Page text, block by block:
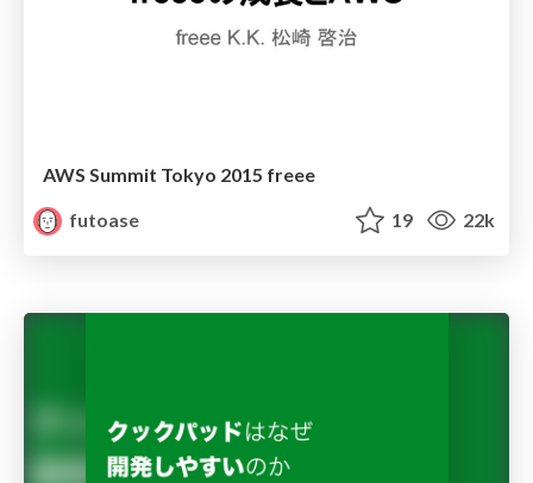
AWS Summit Tokyo 2015 freee
futoase
19 22k